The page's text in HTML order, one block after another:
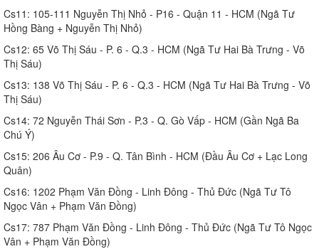
Cs11: 105-111 Nguyễn Thị Nhỏ - P16 - Quận 11 - HCM (Ngã Tư
Hồng Bàng + Nguyễn Thị Nhỏ)
Cs12: 65 Võ Thị Sáu - P. 6 - Q.3 - HCM (Ngã Tư Hai Bà Trưng - Võ
Thị Sáu)
Cs13: 138 Võ Thị Sáu - P. 6 - Q.3 - HCM (Ngã Tư Hai Bà Trưng - Võ
Thị Sáu)
Cs14: 72 Nguyễn Thái Sơn - P.3 - Q. Gò Vấp - HCM (Gần Ngã Ba
Chú Ý)
Cs15: 206 Âu Cơ - P.9 - Q. Tân Bình - HCM (Đầu Âu Cơ + Lạc Long
Quân)
Cs16: 1202 Phạm Văn Đồng - Linh Đông - Thủ Đức (Ngã Tư Tô
Ngọc Vân + Phạm Văn Đồng)
Cs17: 787 Phạm Văn Đồng - Linh Đông - Thủ Đức (Ngã Tư Tô Ngọc
Vân + Phạm Văn Đồng)